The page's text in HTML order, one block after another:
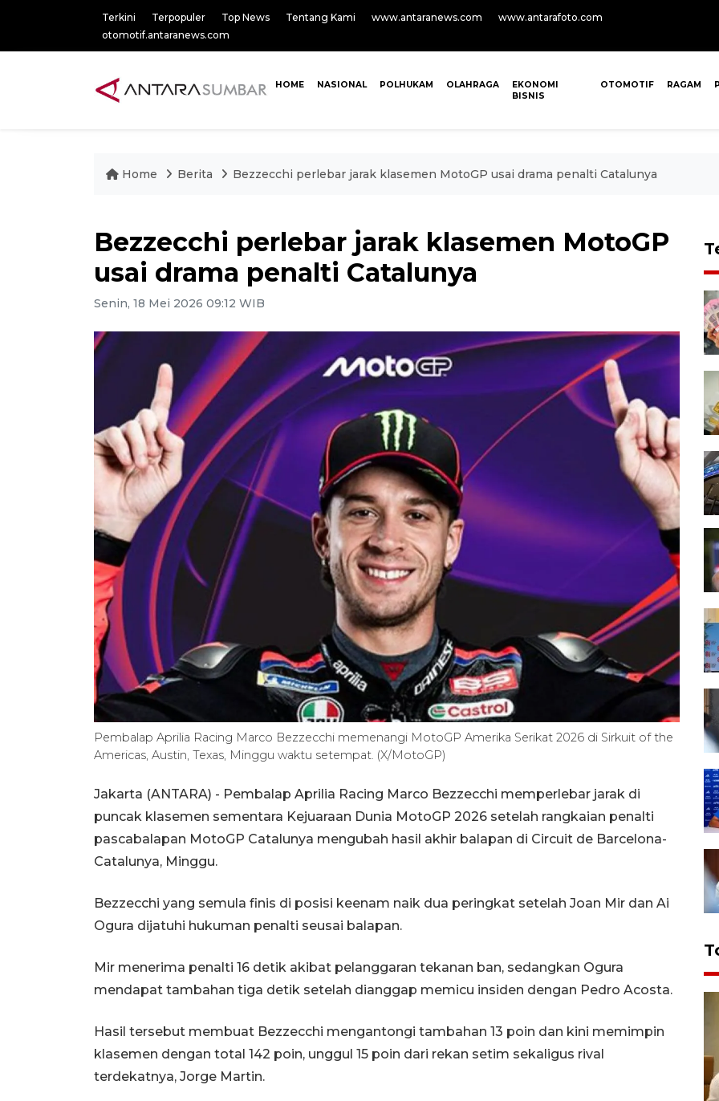
Terkini Terpopuler Top News Tentang Kami www.antaranews.com
www.antarafoto.com
otomotif.antaranews.com
HOME NASIONAL POLHUKAM OLAHRAGA
EKONOMI
BISNIS
OTOMOTIF RAGAM
Home Berita Bezzecchi perlebar jarak klasemen MotoGP usai drama penalti Catalunya
Bezzecchi perlebar jarak klasemen MotoGP
usai drama penalti Catalunya
Senin, 18 Mei 2026 09:12 WIB
Pembalap Aprilia Racing Marco Bezzecchi memenangi MotoGP Amerika Serikat 2026 di Sirkuit of the
Americas, Austin, Texas, Minggu waktu setempat. (X/MotoGP)
Jakarta (ANTARA) - Pembalap Aprilia Racing Marco Bezzecchi memperlebar jarak di
puncak klasemen sementara Kejuaraan Dunia MotoGP 2026 setelah rangkaian penalti
pascabalapan MotoGP Catalunya mengubah hasil akhir balapan di Circuit de Barcelona-
Catalunya, Minggu.
Bezzecchi yang semula finis di posisi keenam naik dua peringkat setelah Joan Mir dan Ai
Ogura dijatuhi hukuman penalti seusai balapan.
Mir menerima penalti 16 detik akibat pelanggaran tekanan ban, sedangkan Ogura
mendapat tambahan tiga detik setelah dianggap memicu insiden dengan Pedro Acosta.
Hasil tersebut membuat Bezzecchi mengantongi tambahan 13 poin dan kini memimpin
klasemen dengan total 142 poin, unggul 15 poin dari rekan setim sekaligus rival
terdekatnya, Jorge Martin.